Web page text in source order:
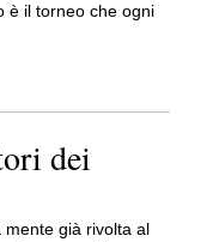
è il torneo che ogni
dei
mente già rivolta al